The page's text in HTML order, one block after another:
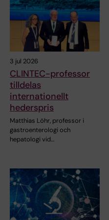
3 jul 2026
CLINTEC-professor
tilldelas
internationellt
hederspris
Matthias Löhr, professor i
gastroenterologi och
hepatologi vid…